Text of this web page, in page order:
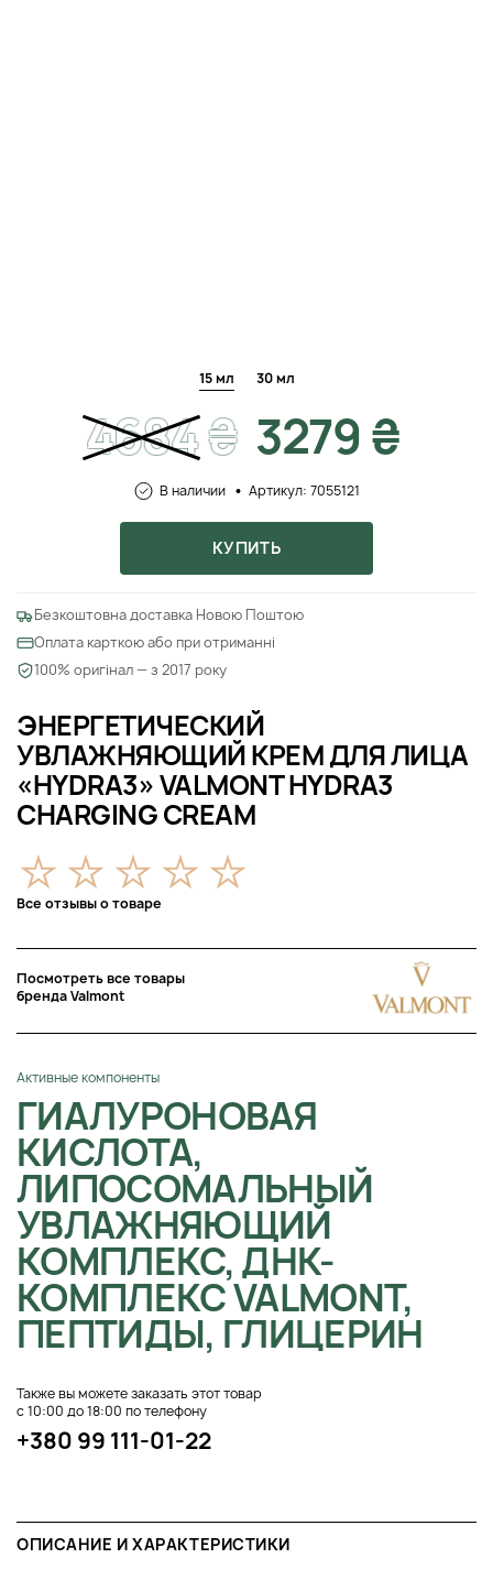
ЭНЕРГЕТИЧЕСКИЙ
УВЛАЖНЯЮЩИЙ КРЕМ ДЛЯ ЛИЦА
«HYDRA3» VALMONT HYDRA3
CHARGING CREAM
Все отзывы о товаре
Посмотреть все товары
бренда Valmont
Активные компоненты
ГИАЛУРОНОВАЯ
КИСЛОТА,
ЛИПОСОМАЛЬНЫЙ
УВЛАЖНЯЮЩИЙ
КОМПЛЕКС, ДНК-
КОМПЛЕКС VALMONT,
ПЕПТИДЫ, ГЛИЦЕРИН
Также вы можете заказать этот товар
с 10:00 до 18:00 по телефону
+380 99 111-01-22
15 мл 30 мл
4684₴ 3279 ₴
В наличии Артикул: 7055121
КУПИТЬ
Безкоштовна доставка Новою Поштою
Оплата карткою або при отриманні
100% оригінал — з 2017 року
ОПИСАНИЕ И ХАРАКТЕРИСТИКИ